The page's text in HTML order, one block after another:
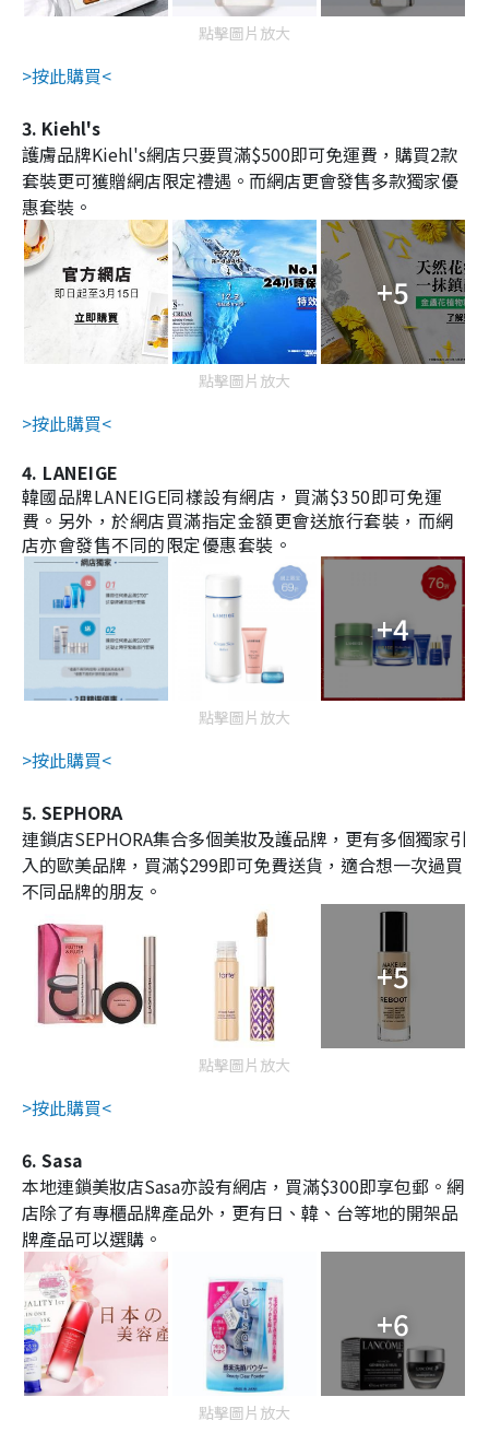
點擊圖片放大
>按此購買<
3. Kiehl's
護膚品牌Kiehl's網店只要買滿$500即可免運費，購買2款
套裝更可獲贈網店限定禮遇。而網店更會發售多款獨家優
惠套裝。
+5
點擊圖片放大
>按此購買<
4. LANEIGE
韓國品牌LANEIGE同樣設有網店，買滿$350即可免運
費。另外，於網店買滿指定金額更會送旅行套裝，而網
店亦會發售不同的限定優惠套裝。
+4
點擊圖片放大
>按此購買<
5. SEPHORA
連鎖店SEPHORA集合多個美妝及護品牌，更有多個獨家引
入的歐美品牌，買滿$299即可免費送貨，適合想一次過買
不同品牌的朋友。
+5
點擊圖片放大
>按此購買<
6. Sasa
本地連鎖美妝店Sasa亦設有網店，買滿$300即享包郵。網
店除了有專櫃品牌產品外，更有日、韓、台等地的開架品
牌產品可以選購。
+6
點擊圖片放大